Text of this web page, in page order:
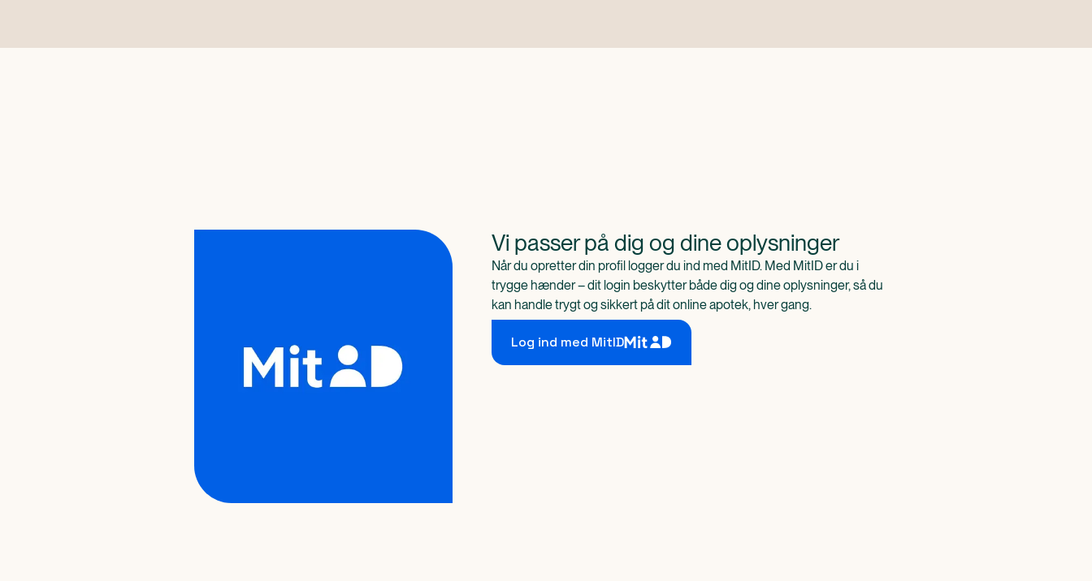
Vi passer på dig og dine oplysninger
Når du opretter din profil logger du ind med MitID. Med MitID er du i
trygge hænder – dit login beskytter både dig og dine oplysninger, så du
kan handle trygt og sikkert på dit online apotek, hver gang.
Log ind med MitID